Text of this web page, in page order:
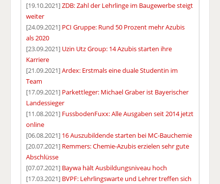
[19.10.2021]ZDB: Zahl der Lehrlinge im Baugewerbe steigt
weiter
[24.09.2021] PCI Gruppe: Rund 50 Prozent mehr Azubis
als 2020
[23.09.2021] Uzin Utz Group: 14 Azubis starten ihre
Karriere
[21.09.2021]Ardex: Erstmals eine duale Studentin im
Team
[17.09.2021] Parkettleger: Michael Graber ist Bayerischer
Landessieger
[11.08.2021] FussbodenFuxx: Alle Ausgaben seit 2014 jetzt
online
[06.08.2021] 16 Auszubildende starten bei MC-Bauchemie
[20.07.2021] Remmers: Chemie-Azubis erzielen sehr gute
Abschlüsse
[07.07.2021] Baywa hält Ausbildungsniveau hoch
[17.03.2021] BVPF: Lehrlingswarte und Lehrer treffen sich